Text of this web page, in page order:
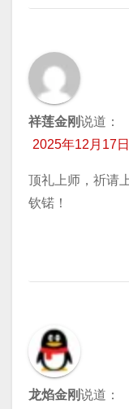
祥莲金刚说道：
2025年12月17
顶礼上师，祈请
钦锘！
龙焰金刚说道：